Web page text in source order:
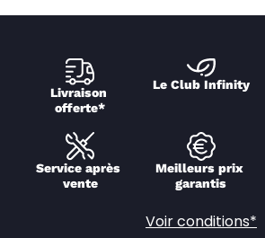
Livraison
offerte*
Le Club Infinity
Service après
vente
Meilleurs prix
garantis
Voir conditions*